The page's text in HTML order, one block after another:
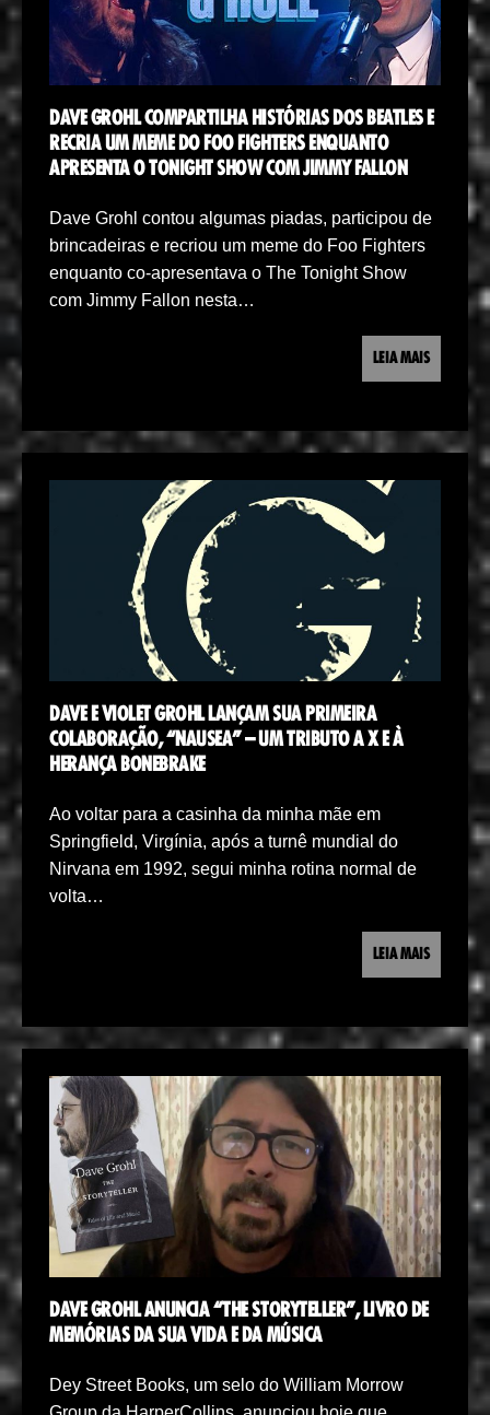
DAVE GROHL COMPARTILHA HISTÓRIAS DOS BEATLES E
RECRIA UM MEME DO FOO FIGHTERS ENQUANTO
APRESENTA O TONIGHT SHOW COM JIMMY FALLON
Dave Grohl contou algumas piadas, participou de
brincadeiras e recriou um meme do Foo Fighters
enquanto co-apresentava o The Tonight Show
com Jimmy Fallon nesta…
LEIA MAIS
DAVE E VIOLET GROHL LANÇAM SUA PRIMEIRA
COLABORAÇÃO, “NAUSEA” – UM TRIBUTO A X E À
HERANÇA BONEBRAKE
Ao voltar para a casinha da minha mãe em
Springfield, Virgínia, após a turnê mundial do
Nirvana em 1992, segui minha rotina normal de
volta…
LEIA MAIS
DAVE GROHL ANUNCIA “THE STORYTELLER”, LIVRO DE
MEMÓRIAS DA SUA VIDA E DA MÚSICA
Dey Street Books, um selo do William Morrow